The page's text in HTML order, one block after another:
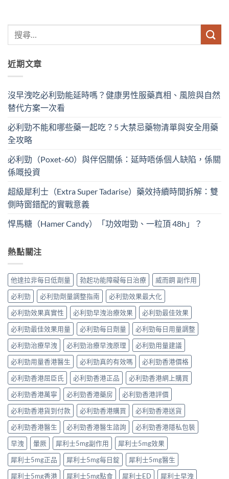
近期文章
沒早洩吃必利勁能延時嗎？健康男性服藥真相、風險與自然
替代方案一次看
必利勁不能和哪些藥一起吃？5 大禁忌藥物清單與安全用藥
全攻略
必利勁（Poxet-60）與伴侶關係：延時唔係個人缺陷，係關
係嘅投資
超級犀利士（Extra Super Tadarise）藥效持續時間拆解：雙
側時窗錯配的實戰意義
悍馬糖（Hamer Candy）「功效咁勁、一粒頂 48h」？
熱點關注
他達拉非每日低劑量 勃起功能障礙每日治療
威而鋼 副作用
必利勁
必利勁劑量調整指南
必利勁效果最大化
必利勁效果真實性
必利勁早洩治療效果
必利勁最佳效果
必利勁最佳效果用量
必利勁每日劑量
必利勁每日用量調整
必利勁治療早洩
必利勁治療早洩原理
必利勁用量建議
必利勁用量香港醫生
必利勁真的有效嗎
必利勁香港價格
必利勁香港屈臣氏
必利勁香港正品
必利勁香港網上購買
必利勁香港萬寧
必利勁香港藥房
必利勁香港評價
必利勁香港貨到付款
必利勁香港購買
必利勁香港送貨
必利勁香港醫生
必利勁香港醫生諮詢
必利勁香港隱私包裝
早洩
暈厥 犀利士5mg副作用
犀利士5mg效果
犀利士5mg正品
犀利士5mg每日錠
犀利士5mg醫生
犀利士5mg香港
犀利士5mg點食 犀利士ED 犀利士早洩